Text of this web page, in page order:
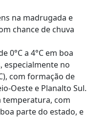
na madrugada e
chance de chuva
0°C a 4°C em boa
especialmente no
com formação de
Oeste e Planalto Sul.
temperatura, com
parte do estado, e